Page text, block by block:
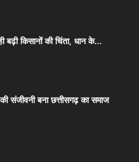
बढ़ी किसानों की चिंता, धान के...
संजीवनी बना छत्तीसगढ़ का समाज